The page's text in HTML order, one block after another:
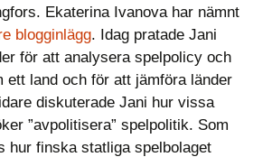
Ekaterina Ivanova har nämnt
blogginlägg. Idag pratade Jani
för att analysera spelpolicy och
ett land och för att jämföra länder
diskuterade Jani hur vissa
”avpolitisera” spelpolitik. Som
hur finska statliga spelbolaget